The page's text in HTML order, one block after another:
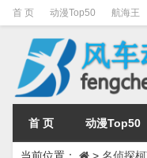
首 页 动漫Top50 航海王
首 页 动漫Top50